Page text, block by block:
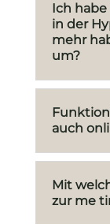
Ich habe
in der
mehr
um?
auch
Mit
zur me